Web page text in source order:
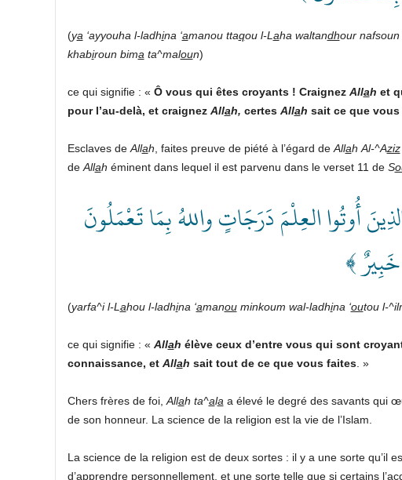
(ya ‘ayyouha l-ladhina ‘amanou ttaqou l-L aha waltandhour nafsoun
khabiroun bima ta^maloun)
ce qui signifie : « Ô vous qui êtes croyants ! Craignez Allah et
pour l’au-delà, et craignez Allah, certes Allah sait ce que
Esclaves de Allah , faites preuve de piété à l’égard de Allah Al-^Aziz
de Allah éminent dans lequel il est parvenu dans le verset 11 de S
أُوتُوا العِلْمَ دَرَجَاتٍ واللهُ بِمَا تَعْمَلُونَ
خَبِيرٌ ﴾
(yarfa^i l-L ahou l-ladhina ‘amanouminkoum wal-ladhina ‘outou l-
ce qui signifie : « Allah élève ceux d’entre vous qui sont
connaissance, et Allah sait tout de ce que vous faites. »
Chers frères de foi, Allah ta^ala a élevé le degré des savants qui
de son honneur. La science de la religion est la vie de l’Islam.
La science de la religion est de deux sortes : il y a une sorte qu’il
d’apprendre personnellement, et une sorte telle que si certains